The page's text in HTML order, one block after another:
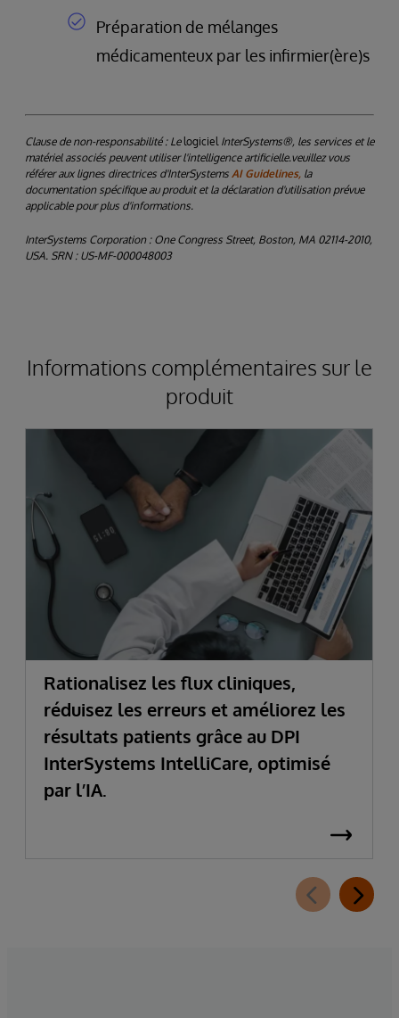
Préparation de mélanges
médicamenteux par les infirmier(ère)s
Clause de non-responsabilité : Lelogiciel InterSystems®, les services et le
matériel associés peuvent utiliser l'intelligence artificielle.veuillez vous
référer aux lignes directrices d'InterSystems AI Guidelines, la
documentation spécifique au produit et la déclaration d'utilisation prévue
applicable pour plus d'informations.
InterSystems Corporation : One Congress Street, Boston, MA 02114-2010,
USA. SRN : US-MF-000048003
Informations complémentaires sur le
produit
Rationalisez les flux cliniques,
réduisez les erreurs et améliorez les
résultats patients grâce au DPI
InterSystems IntelliCare, optimisé
par l’IA.